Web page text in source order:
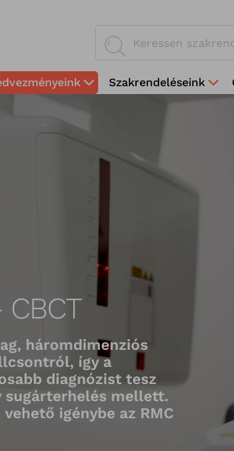
Szakrendeléseink
háromdimenziós
így a
diagnózist tesz
sugárterhelés mellett.
igénybe az RMC